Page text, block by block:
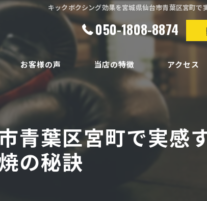
キックボクシング効果を宮城県仙台市青葉区宮町
050-1808-8874
お客様の声 当店の特徴
ダイエット
ボディメイク
アクセス
青葉区宮町で実感
の秘訣